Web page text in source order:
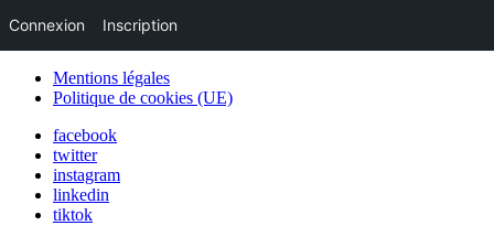
Mentions légales
Politique de cookies (UE)
facebook
twitter
instagram
linkedin
tiktok
Connexion Inscription